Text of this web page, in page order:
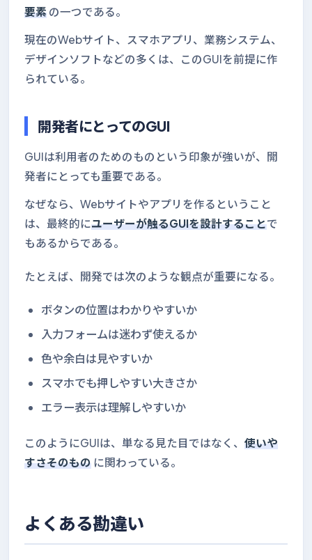
要素 の一つである。
現在のWebサイト、スマホアプリ、業務システム、
デザインソフトなどの多くは、このGUIを前提に作
られている。
開発者にとってのGUI
GUIは利用者のためのものという印象が強いが、開
発者にとっても重要である。
なぜなら、Webサイトやアプリを作るということ
は、最終的にユーザーが触るGUIを設計することで
もあるからである。
たとえば、開発では次のような観点が重要になる。
ボタンの位置はわかりやすいか
入力フォームは迷わず使えるか
色や余白は見やすいか
スマホでも押しやすい大きさか
エラー表示は理解しやすいか
このようにGUIは、単なる見た目ではなく、 使いや
すさそのもの に関わっている。
よくある勘違い